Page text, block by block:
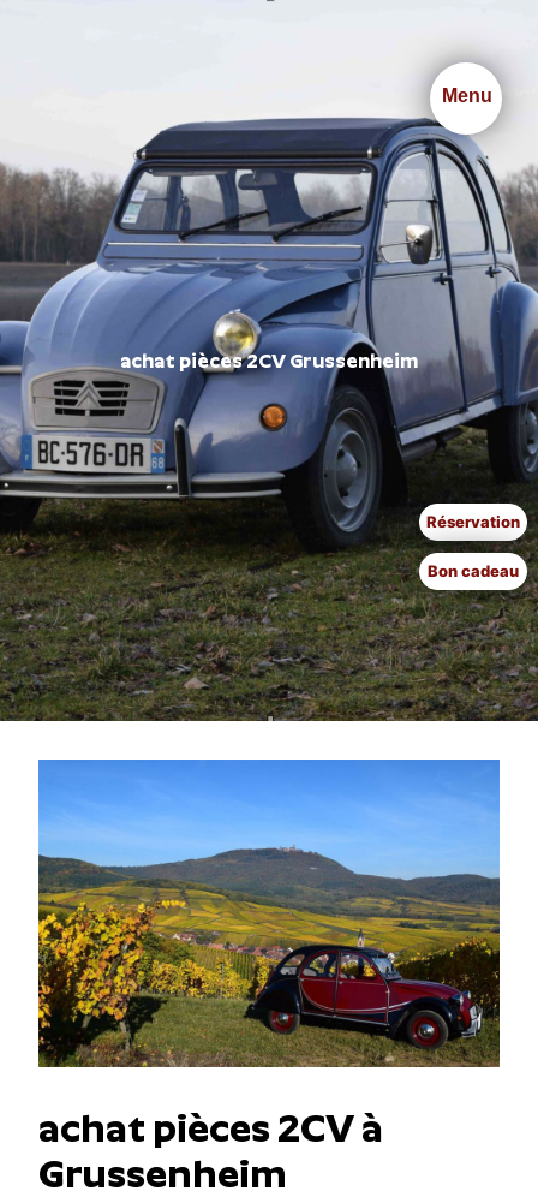
Menu
achat pièces 2CV Grussenheim
achat pièces 2CV à
Grussenheim
Réservation
Bon cadeau